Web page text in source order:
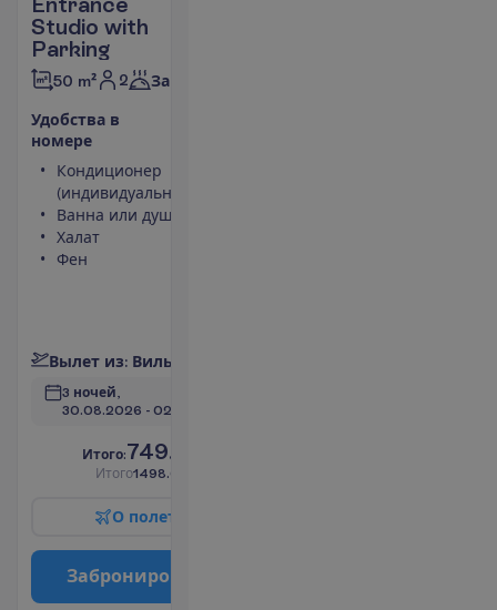
Studio with
Parking
50 m² 2 Завтраки
Удобства в
номере
Кондиционер
(индивидуальный)
Ванна или душ
Халат
Фен
Вылет из: Виль
3 ночей,
30.08.2026 - 02.09.2026
И того:749.00
Итого1498.00
О полет
Заброниро